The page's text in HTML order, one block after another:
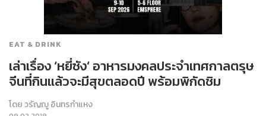
EAT & DRINK
เล่าเรื่อง ‘หยี่ซัง’ อาหารมงคลประจำเทศกาลตรุษ
จีนที่กินแล้วจะมีสุขตลอดปี พร้อมพิกัดชิม
โดยวรัญญู อินทรกำแหง